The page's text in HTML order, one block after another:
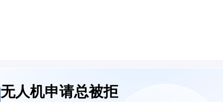
无人机申请总被拒